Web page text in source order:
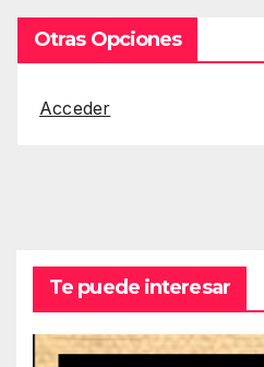
Otras Opciones
Acceder
Te puede interesar